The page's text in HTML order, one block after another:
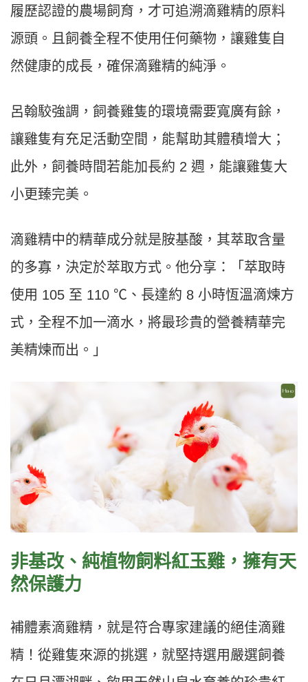
履歷認證的農場飼育，才可追溯滴雞精的原料
源頭。且飼養全程不使用任何藥物，讓雞隻自
然健康的成長，確保滴雞精的純淨。
呂翰駮強調，飼養雞隻的環境需要寬廣有餘，
讓雞隻有充足活動空間，能幫助其體積增大；
此外，飼養時間若能加長約 2 週，能讓雞隻大
小更臻完美。
滴雞精中的精華成分就是胺基酸，其萃取含量
的多寡，決定於萃取方式。他分享：「萃取時
使用 105 至 110 ℃、長達約 8 小時恆溫滴煉方
式，全程不加一滴水，將最珍貴的營養精華完
美精煉而出。」
非基改、純植物飼料紅玉雞，擁有天
然保護力
補體素滴雞精，就是符合專家建議的絕佳滴雞
精！從雞隻來源的挑選，就堅持選用嚴選飼養